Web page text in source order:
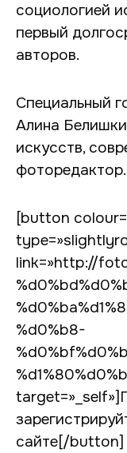
социологией
первый
авторов.
Специальный
Алина
искусств,
фоторедактор.
[button
link=»http://
%d0%b8-
сайте[/button]